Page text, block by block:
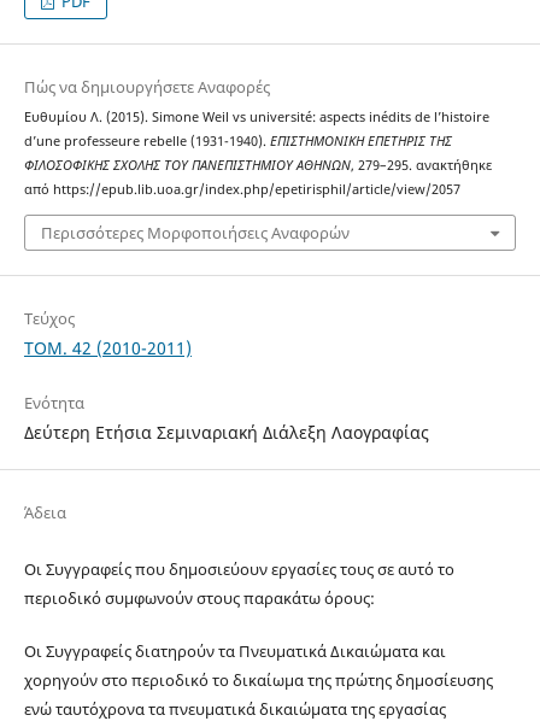
Πώς να δημιουργήσετε Αναφορές
Ευθυμίου Λ. (2015). Simone Weil vs université: aspects inédits de l’histoire
d’une professeure rebelle (1931-1940). ΕΠΙΣΤΗΜΟΝΙΚΗ ΕΠΕΤΗΡΙΣ ΤΗΣ
ΦΙΛΟΣΟΦΙΚΗΣ ΣΧΟΛΗΣ ΤΟΥ ΠΑΝΕΠΙΣΤΗΜΙΟΥ ΑΘΗΝΩΝ, 279–295. ανακτήθηκε
από https://epub.lib.uoa.gr/index.php/epetirisphil/article/view/2057
Περισσότερες Μορφοποιήσεις Αναφορών
Τεύχος
ΤΟΜ. 42 (2010-2011)
Ενότητα
Δεύτερη Ετήσια Σεμιναριακή Διάλεξη Λαογραφίας
Άδεια
Οι Συγγραφείς που δημοσιεύουν εργασίες τους σε αυτό το
περιοδικό συμφωνούν στους παρακάτω όρους:
Οι Συγγραφείς διατηρούν τα Πνευματικά Δικαιώματα και
χορηγούν στο περιοδικό το δικαίωμα της πρώτης δημοσίευσης
ενώ ταυτόχρονα τα πνευματικά δικαιώματα της εργασίας